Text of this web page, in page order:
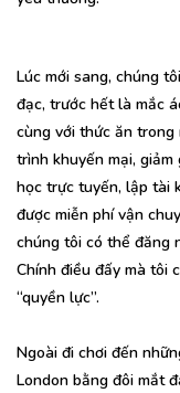
Lúc mới sang, chúng
đạc, trước hết là mắc
cùng với thức ăn
trình khuyến mại,
học trực tuyến, lập tài
được miễn phí vận
chúng tôi có thể đăng
Chính điều đấy mà tôi
“quyền lực”.
Ngoài đi chơi đến
London bằng đôi mắt